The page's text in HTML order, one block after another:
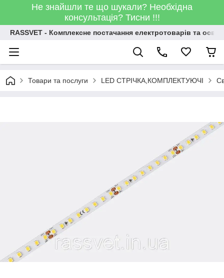
Не знайшли те що шукали? Необхідна
консультація? Тисни !!!
RASSVET - Комплексне постачання електротоварів та
Товари та послуги LED СТРІЧКА,КОМПЛЕКТУЮЧІ